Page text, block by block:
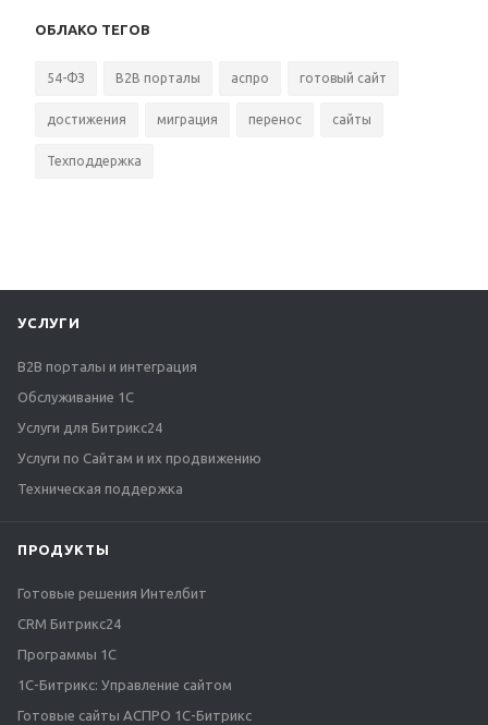
ОБЛАКО ТЕГОВ
54-ФЗ B2B порталы аспро готовый сайт
достижения миграция перенос сайты
Техподдержка
УСЛУГИ
B2B порталы и интеграция
Обслуживание 1С
Услуги для Битрикс24
Услуги по Сайтам и их продвижению
Техническая поддержка
ПРОДУКТЫ
Готовые решения Интелбит
CRM Битрикс24
Программы 1С
1C-Битрикс: Управление сайтом
Готовые сайты АСПРО 1С-Битрикс